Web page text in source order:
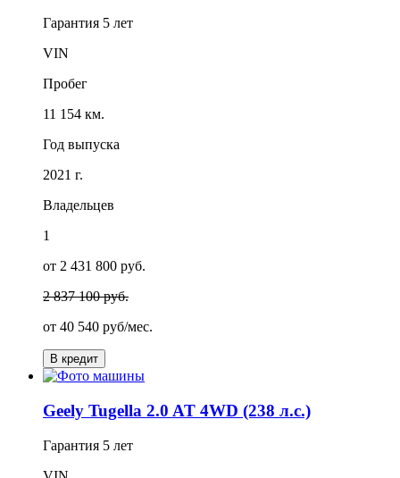
Гарантия 5 лет
VIN
Пробег
11 154 км.
Год выпуска
2021 г.
Владельцев
1
от 2 431 800 руб.
2 837 100 руб.
от 40 540 руб/мес.
В кредит
Geely Tugella 2.0 AT 4WD (238 л.с.)
Гарантия 5 лет